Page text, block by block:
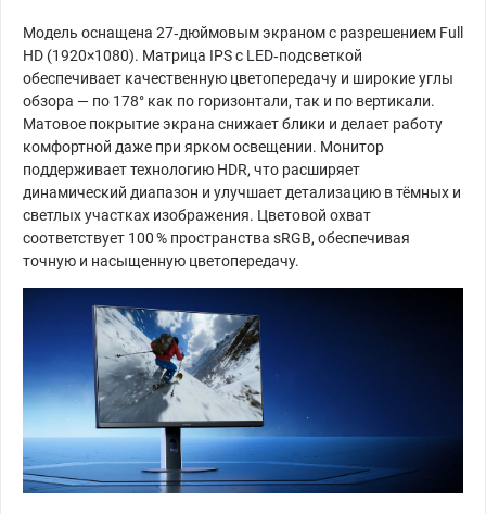
Модель оснащена 27‑дюймовым экраном с разрешением Full
HD (1920×1080). Матрица IPS с LED‑подсветкой
обеспечивает качественную цветопередачу и широкие углы
обзора — по 178° как по горизонтали, так и по вертикали.
Матовое покрытие экрана снижает блики и делает работу
комфортной даже при ярком освещении. Монитор
поддерживает технологию HDR, что расширяет
динамический диапазон и улучшает детализацию в тёмных и
светлых участках изображения. Цветовой охват
соответствует 100 % пространства sRGB, обеспечивая
точную и насыщенную цветопередачу.